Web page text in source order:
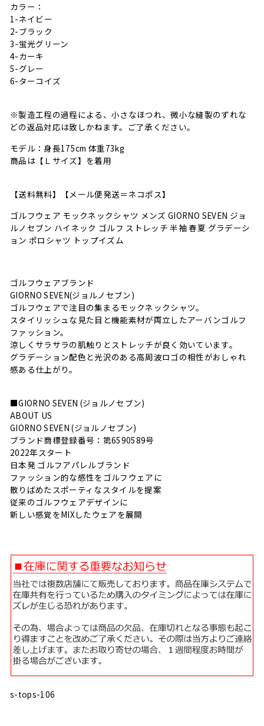
カラー：
1-ネイビー
2-ブラック
3-蛍光グリーン
4-カーキ
5-グレー
6-ターコイズ
※製造工程の過程による、小さなほつれ、微小な縫製のずれな
どの返品対応は致しかねます。ご了承ください。
モデル：身長175cm 体重73kg
商品は【Ｌサイズ】を着用
【送料無料】【メール便発送＝ネコポス】
ゴルフウェア モックネックシャツ メンズ GIORNO SEVEN ジョ
ルノセブン ハイネック ゴルフ ストレッチ 半袖 春夏 グラデーシ
ョン ポロシャツ トップイズム
ゴルフウェアブランド
GIORNO SEVEN(ジョルノセブン)
ゴルフウェアで注目の集まるモックネックシャツ。
スタイリッシュな見た目と機能素材が両立したアーバンゴルフ
ファッション。
涼しくサラサラの肌触りとストレッチが良く効いています。
グラデーション配色と光沢のある高周波ロゴの相性がおしゃれ
感ある仕上がり。
■GIORNO SEVEN (ジョルノセブン)
ABOUT US
GIORNO SEVEN (ジョルノセブン)
ブランド商標登録番号：第6590589号
2022年スタート
日本発 ゴルフアパレルブランド
ファッション的な感性をゴルフウェアに
散りばめたスポーティなスタイルを提案
従来のゴルフウェアデザインに
新しい感覚をMIXしたウェアを展開
s-tops-106